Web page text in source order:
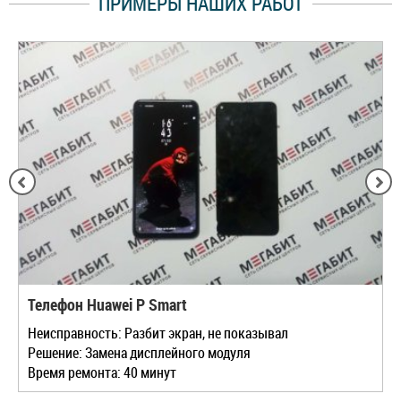
Телефон Huawei P Smart
Неисправность: Разбит экран, не показывал
Решение: Замена дисплейного модуля
Время ремонта: 40 минут